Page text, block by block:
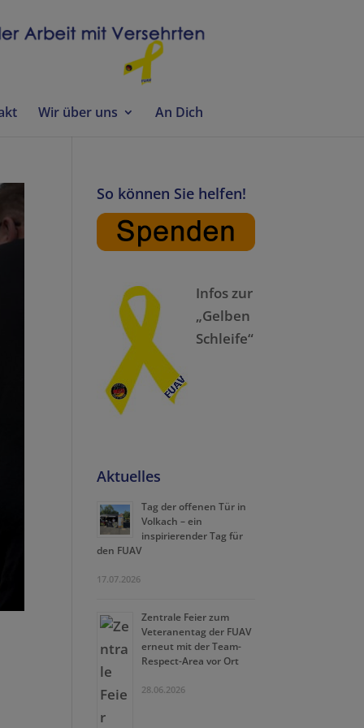
Wir über uns An Dich
So können Sie helfen!
Infos zur
„Gelben
Schleife“
Aktuelles
Tag der offenen Tür in
Volkach – ein
inspirierender Tag für
den FUAV
17.07.2026
Zentrale Feier zum
Veteranentag der FUAV
erneut mit der Team-
Respect-Area vor Ort
28.06.2026